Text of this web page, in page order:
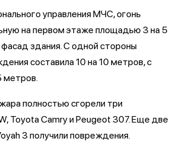
управления МЧС, огонь
на первом этаже площадью 3 на 5
здания. С одной стороны
составила 10 на 10 метров, с
метров.
полностью сгорели три
Toyota Camry и Peugeot 307. Еще две
3 получили повреждения.